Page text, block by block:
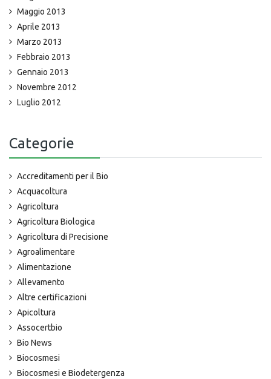
Maggio 2013
Aprile 2013
Marzo 2013
Febbraio 2013
Gennaio 2013
Novembre 2012
Luglio 2012
Categorie
Accreditamenti per il Bio
Acquacoltura
Agricoltura
Agricoltura Biologica
Agricoltura di Precisione
Agroalimentare
Alimentazione
Allevamento
Altre certificazioni
Apicoltura
Assocertbio
Bio News
Biocosmesi
Biocosmesi e Biodetergenza